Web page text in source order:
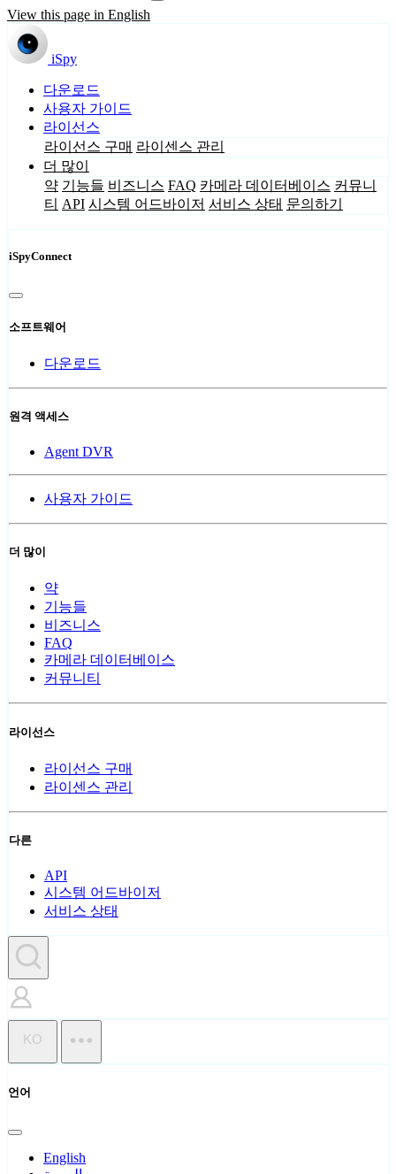
View this page in English
iSpy
다운로드
사용자 가이드
라이선스
라이선스 구매 라이센스 관리
더 많이
약 기능들 비즈니스 FAQ 카메라 데이터베이스 커뮤니
티 API 시스템 어드바이저 서비스 상태 문의하기
iSpyConnect
소프트웨어
다운로드
원격 액세스
Agent DVR
사용자 가이드
더 많이
약
기능들
비즈니스
FAQ
카메라 데이터베이스
커뮤니티
라이선스
라이선스 구매
라이센스 관리
다른
API
시스템 어드바이저
서비스 상태
KO
언어
English